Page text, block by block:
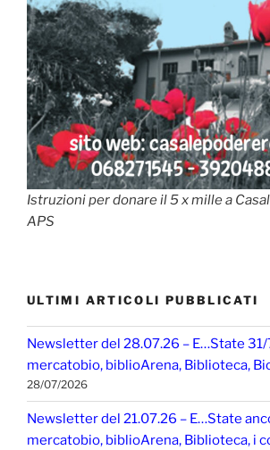
Istruzioni per donare il 5 x mille a
APS
ULTIMI ARTICOLI PUBBLICATI
Newsletter del 28.07.26 – E…State 31/
mercatobio, biblioArena, Biblioteca,
28/07/2026
Newsletter del 21.07.26 – E…State
mercatobio, biblioArena, Biblioteca, i